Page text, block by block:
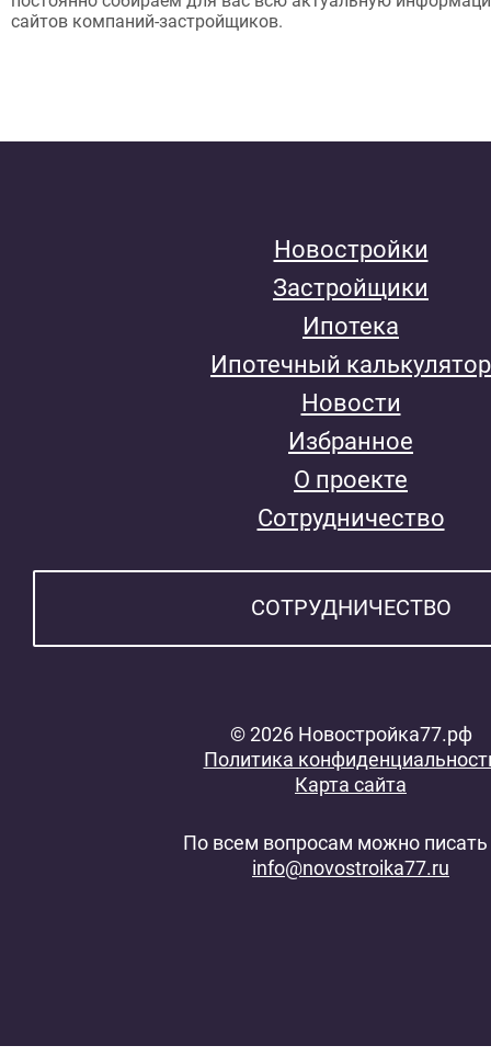
сайтов компаний-застройщиков.
Новостройки
Застройщики
Ипотека
Ипотечный калькулятор
Новости
Избранное
О проекте
Сотрудничество
СОТРУДНИЧЕСТВО
© 2026 Новостройка77.рф
Политика
Карта сайта
По всем вопросам можно писать
info@novostroika77.ru